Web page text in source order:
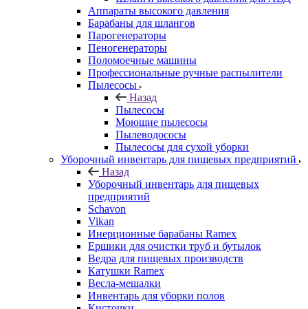
Аппараты высокого давления
Барабаны для шлангов
Парогенераторы
Пеногенераторы
Поломоечные машины
Профессиональные ручные распылители
Пылесосы
Назад
Пылесосы
Моющие пылесосы
Пылеводососы
Пылесосы для сухой уборки
Уборочный инвентарь для пищевых предприятий
Назад
Уборочный инвентарь для пищевых
предприятий
Schavon
Vikan
Инерционные барабаны Ramex
Ершики для очистки труб и бутылок
Ведра для пищевых производств
Катушки Ramex
Весла-мешалки
Инвентарь для уборки полов